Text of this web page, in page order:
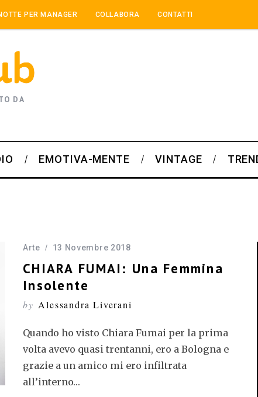
PER MANAGER COLLABORA CONTATTI
DA
EMOTIVA-MENTE VINTAGE
Arte 13 Novembre 2018
CHIARA FUMAI: Una Femmina
Insolente
by Alessandra Liverani
Quando ho visto Chiara Fumai per la prima
volta avevo quasi trentanni, ero a Bologna e
grazie a un amico mi ero infiltrata
all’interno…